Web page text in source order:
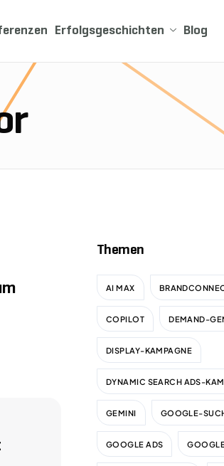
Erfolgsgeschichten Blog
Themen
AI MAX
COPILOT DEMAND-
DISPLAY-KAMPAGNE
DYNAMIC SEARCH ADS-
GEMINI GOOGLE-
GOOGLE ADS